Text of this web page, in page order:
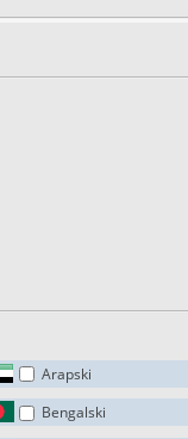
Arapski
Bengalski